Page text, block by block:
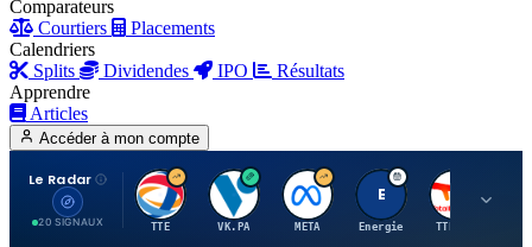
Comparateurs
Courtiers
Placements
Calendriers
Splits
Dividendes IPO
Résultats
Apprendre
Articles
Accéder à mon compte
Le Radar
20 SIGNAUX
T
TTE
V
VK.PA
M
META
E
Energie
T
TTE.PA